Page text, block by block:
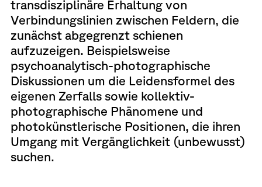
transdisziplinäre Erhaltung von
Verbindungslinien zwischen Feldern, die
zunächst abgegrenzt schienen
aufzuzeigen. Beispielsweise
psychoanalytisch-photographische
Diskussionen um die Leidensformel des
eigenen Zerfalls sowie kollektiv-
photographische Phänomene und
photokünstlerische Positionen, die ihren
Umgang mit Vergänglichkeit (unbewusst)
suchen.